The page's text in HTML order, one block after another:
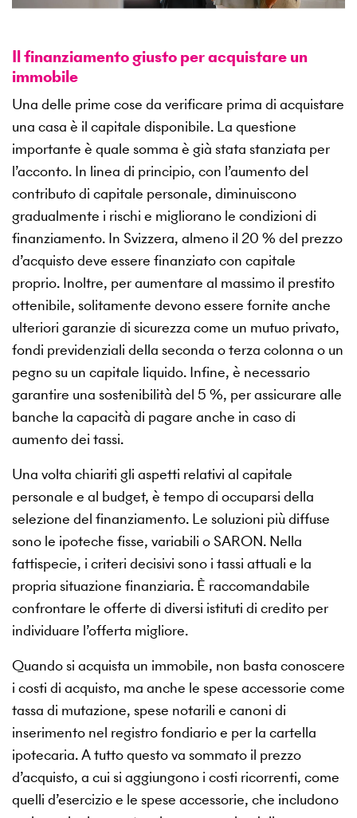
Il finanziamento giusto per acquistare un
immobile
Una delle prime cose da verificare prima di acquistare
una casa è il capitale disponibile. La questione
importante è quale somma è già stata stanziata per
l’acconto. In linea di principio, con l’aumento del
contributo di capitale personale, diminuiscono
gradualmente i rischi e migliorano le condizioni di
finanziamento. In Svizzera, almeno il 20 % del prezzo
d’acquisto deve essere finanziato con capitale
proprio. Inoltre, per aumentare al massimo il prestito
ottenibile, solitamente devono essere fornite anche
ulteriori garanzie di sicurezza come un mutuo privato,
fondi previdenziali della seconda o terza colonna o un
pegno su un capitale liquido. Infine, è necessario
garantire una sostenibilità del 5 %, per assicurare alle
banche la capacità di pagare anche in caso di
aumento dei tassi.
Una volta chiariti gli aspetti relativi al capitale
personale e al budget, è tempo di occuparsi della
selezione del finanziamento. Le soluzioni più diffuse
sono le ipoteche fisse, variabili o SARON. Nella
fattispecie, i criteri decisivi sono i tassi attuali e la
propria situazione finanziaria. È raccomandabile
confrontare le offerte di diversi istituti di credito per
individuare l’offerta migliore.
Quando si acquista un immobile, non basta conoscere
i costi di acquisto, ma anche le spese accessorie come
tassa di mutazione, spese notarili e canoni di
inserimento nel registro fondiario e per la cartella
ipotecaria. A tutto questo va sommato il prezzo
d’acquisto, a cui si aggiungono i costi ricorrenti, come
quelli d’esercizio e le spese accessorie, che includono